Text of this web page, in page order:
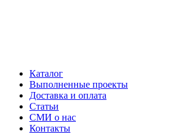
Каталог
Выполненные проекты
Доставка и оплата
Статьи
СМИ о нас
Контакты